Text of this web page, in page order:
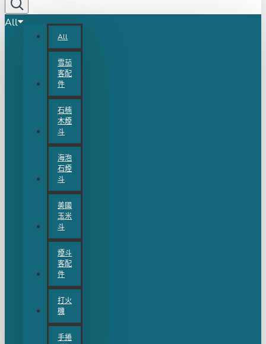
All
All
雪茄
客配
件
石楠
木煙
斗
海泡
石煙
斗
美國
玉米
斗
煙斗
客配
件
打火
機
手捲